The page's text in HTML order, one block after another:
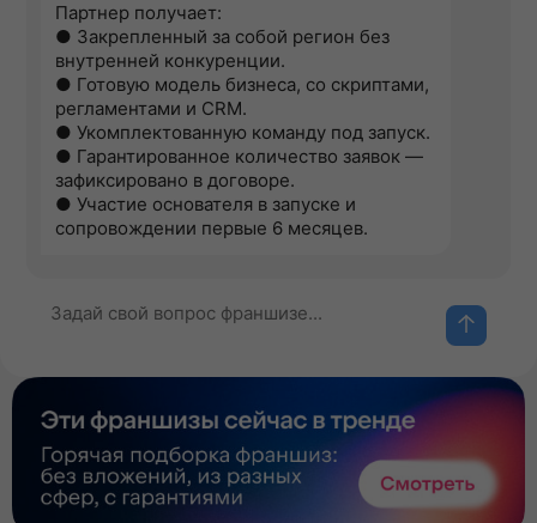
Партнер получает:
● Закрепленный за собой регион без
внутренней конкуренции.
● Готовую модель бизнеса, со скриптами,
регламентами и CRM.
● Укомплектованную команду под запуск.
● Гарантированное количество заявок —
зафиксировано в договоре.
● Участие основателя в запуске и
сопровождении первые 6 месяцев.